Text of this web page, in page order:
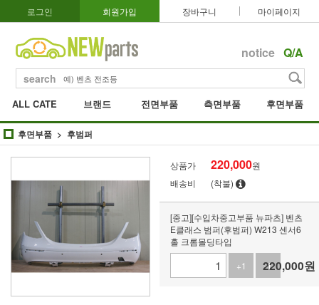
로그인 회원가입 장바구니 마이페이지
notice Q/A
search
ALL CATE 브랜드 전면부품 측면부품 후면부품
후면부품 후범퍼
상품가 220,000원
배송비
(착불)
[중고][수입차중고부품 뉴파츠] 벤츠
E클래스 범퍼(후범퍼) W213 센서6
홀 크롬몰딩타입
+1
-1
220,000원